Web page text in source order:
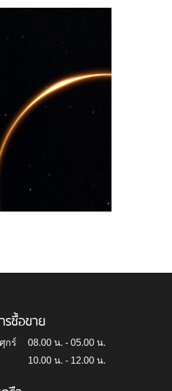
รซื้อขาย
กร์
08.00 น. - 05.00 น.
10.00 น. - 12.00 น.